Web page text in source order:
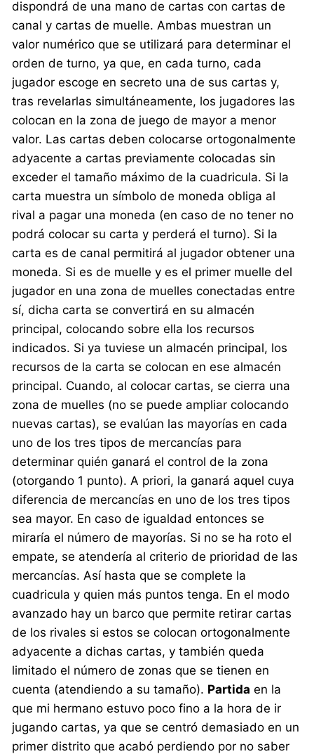
dispondrá de una mano de cartas con cartas de
canal y cartas de muelle. Ambas muestran un
valor numérico que se utilizará para determinar el
orden de turno, ya que, en cada turno, cada
jugador escoge en secreto una de sus cartas y,
tras revelarlas simultáneamente, los jugadores las
colocan en la zona de juego de mayor a menor
valor. Las cartas deben colocarse ortogonalmente
adyacente a cartas previamente colocadas sin
exceder el tamaño máximo de la cuadricula. Si la
carta muestra un símbolo de moneda obliga al
rival a pagar una moneda (en caso de no tener no
podrá colocar su carta y perderá el turno). Si la
carta es de canal permitirá al jugador obtener una
moneda. Si es de muelle y es el primer muelle del
jugador en una zona de muelles conectadas entre
sí, dicha carta se convertirá en su almacén
principal, colocando sobre ella los recursos
indicados. Si ya tuviese un almacén principal, los
recursos de la carta se colocan en ese almacén
principal. Cuando, al colocar cartas, se cierra una
zona de muelles (no se puede ampliar colocando
nuevas cartas), se evalúan las mayorías en cada
uno de los tres tipos de mercancías para
determinar quién ganará el control de la zona
(otorgando 1 punto). A priori, la ganará aquel cuya
diferencia de mercancías en uno de los tres tipos
sea mayor. En caso de igualdad entonces se
miraría el número de mayorías. Si no se ha roto el
empate, se atendería al criterio de prioridad de las
mercancías. Así hasta que se complete la
cuadricula y quien más puntos tenga. En el modo
avanzado hay un barco que permite retirar cartas
de los rivales si estos se colocan ortogonalmente
adyacente a dichas cartas, y también queda
limitado el número de zonas que se tienen en
cuenta (atendiendo a su tamaño). Partida en la
que mi hermano estuvo poco fino a la hora de ir
jugando cartas, ya que se centró demasiado en un
primer distrito que acabó perdiendo por no saber